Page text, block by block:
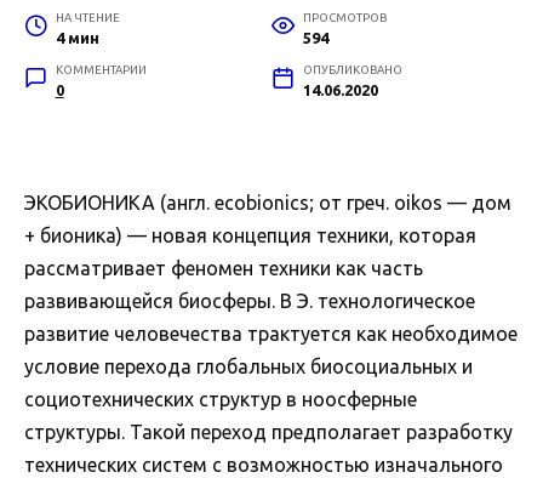
НА ЧТЕНИЕ
4 мин
ПРОСМОТРОВ
594
КОММЕНТАРИИ
0
ОПУБЛИКОВАНО
14.06.2020
ЭКОБИОНИКА (англ. ecobionics; от греч. oikos — дом
+ бионика) — новая концепция техники, которая
рассматривает феномен техники как часть
развивающейся биосферы. В Э. технологическое
развитие человечества трактуется как необходимое
условие перехода глобальных биосоциальных и
социотехнических структур в ноосферные
структуры. Такой переход предполагает разработку
технических систем с возможностью изначального